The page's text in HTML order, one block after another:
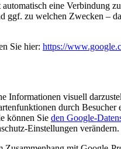
eine Verbindung
zu welchen Zwecken –
Sie hier: https://
Informationen visuell
durch Besucher
können Sie den Google-
Einstellungen verändern.